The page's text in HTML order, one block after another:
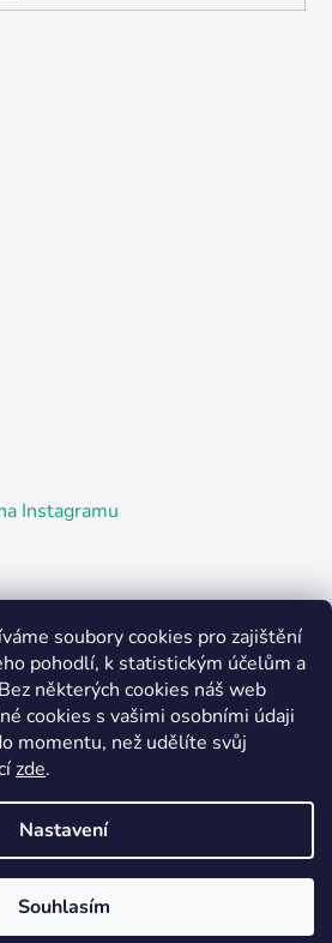
soubory cookies pro zajištění
pohodlí, k statistickým účelům a
některých cookies náš web
cookies s vašimi osobními údaji
momentu, než udělíte svůj
zde.
Nastavení
Souhlasím
Instagramu
prodejna Barefoot Plzeň
Vytvořil Shoptet
Bosorka Plzeň